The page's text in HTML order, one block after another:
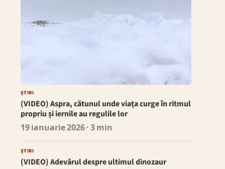
ȘTIRI
(VIDEO) Aspra, cătunul unde viața curge în ritmul
propriu și iernile au regulile lor
19 ianuarie 2026· 3 min
ȘTIRI
(VIDEO) Adevărul despre ultimul dinozaur